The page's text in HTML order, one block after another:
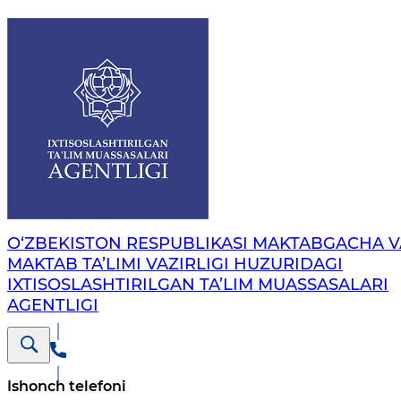
O‘ZBEKISTON RESPUBLIKASI MAKTABGACHA
MAKTAB TA’LIMI VAZIRLIGI HUZURIDAGI
IXTISOSLASHTIRILGAN TA’LIM MUASSASALARI
AGENTLIGI
Ishonch telefoni